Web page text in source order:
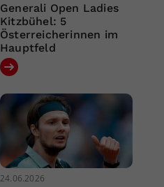
Generali Open Ladies
Kitzbühel: 5
Österreicherinnen im
Hauptfeld
24.06.2026